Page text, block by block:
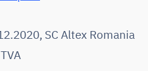
SC Altex Romania